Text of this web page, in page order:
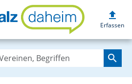
Vertrau auf
upload
Erfassen
search